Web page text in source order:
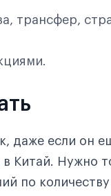
трансфер,
даже если он
Китай. Нужно
по